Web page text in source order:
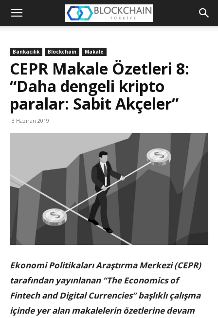
Blockchain
Bankacılık Blockchain Makale
CEPR Makale Özetleri 8:
“Daha dengeli kripto
paralar: Sabit Akçeler”
3 Haziran 2019
Ekonomi Politikaları Araştırma Merkezi (CEPR)
tarafından yayınlanan “The Economics of
Fintech and Digital Currencies” başlıklı çalışma
içinde yer alan makalelerin özetlerine devam